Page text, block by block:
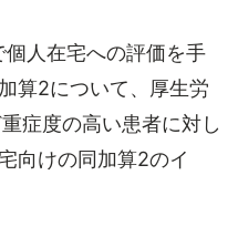
人在宅への評価を手
算2について、厚生労
症度の高い患者に対し
向けの同加算2のイ